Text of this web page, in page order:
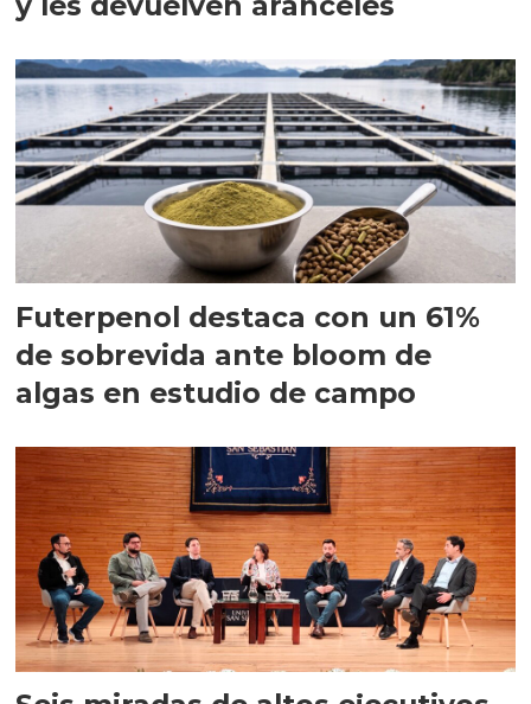
Futerpenol destaca con un 61%
de sobrevida ante bloom de
algas en estudio de campo